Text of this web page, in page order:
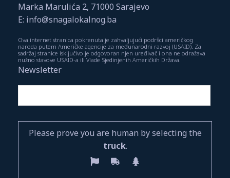
Marka Marulića 2, 71000 Sarajevo
E: info@snagalokalnog.ba
Ova internet stranica pokrenuta je zahvaljujući podršci američkog
naroda putem Američke agencije za međunarodni razvoj (USAID). Za
sadržaj stranice isključivo je odgovoran njen uređivač i ona ne odražava
nužno stavove USAID-a ili Vlade Sjedinjenih Američkih Država.
Newsletter
Please prove you are human by selecting the
truck.